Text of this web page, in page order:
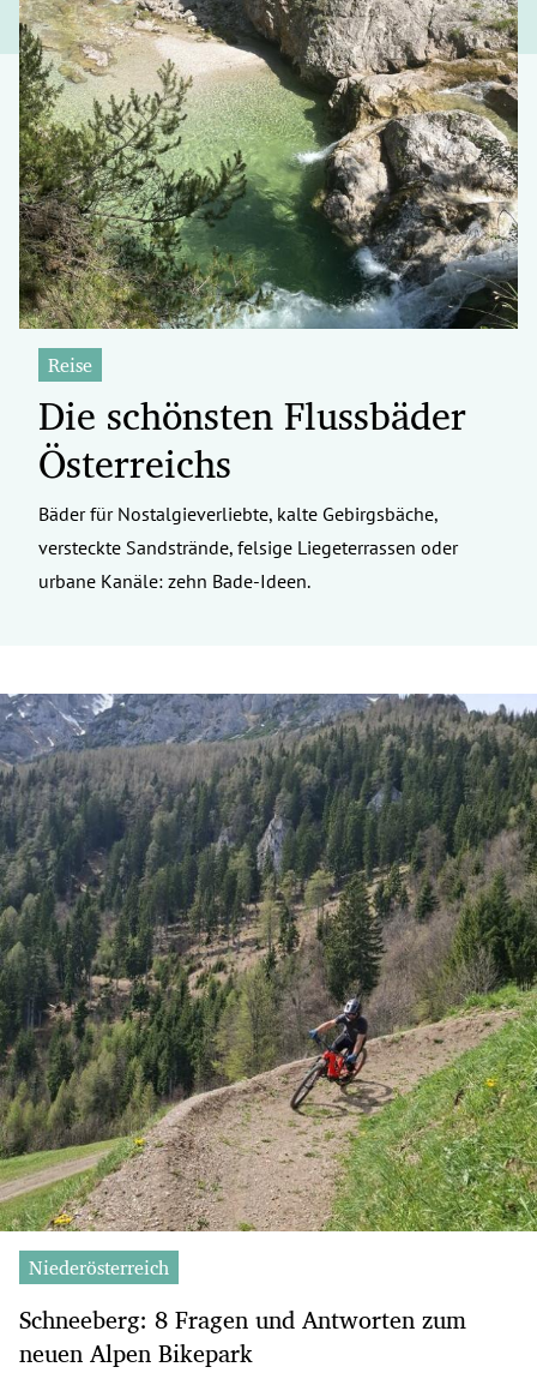
Reise
Die schönsten Flussbäder
Österreichs
Bäder für Nostalgieverliebte, kalte Gebirgsbäche,
versteckte Sandstrände, felsige Liegeterrassen oder
urbane Kanäle: zehn Bade-Ideen.
Niederösterreich
Schneeberg: 8 Fragen und Antworten zum
neuen Alpen Bikepark